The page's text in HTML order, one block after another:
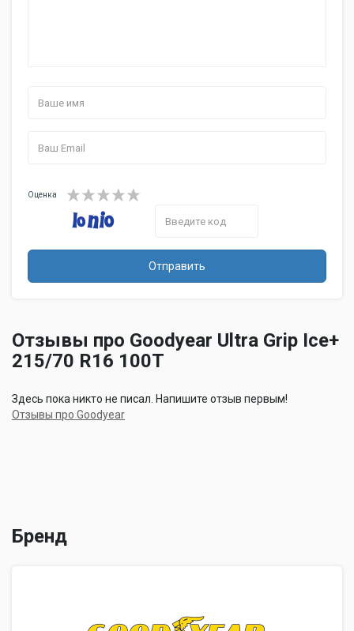
Оценка
Отправить
Отзывы про Goodyear Ultra Grip Ice+
215/70 R16 100T
Здесь пока никто не писал. Напишите отзыв первым!
Отзывы про Goodyear
Бренд